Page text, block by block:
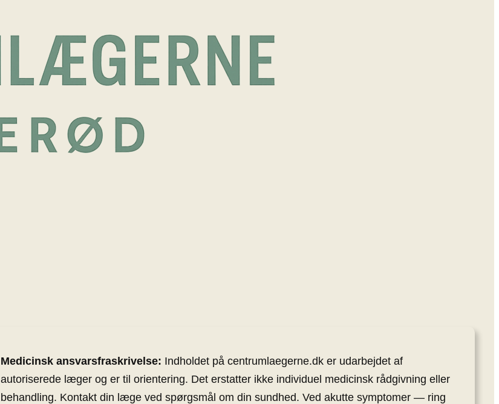
Medicinsk ansvarsfraskrivelse: Indholdet på centrumlaegerne.dk er udarbejdet af
autoriserede læger og er til orientering. Det erstatter ikke individuel medicinsk rådgivning eller
behandling. Kontakt din læge ved spørgsmål om din sundhed. Ved akutte symptomer — ring